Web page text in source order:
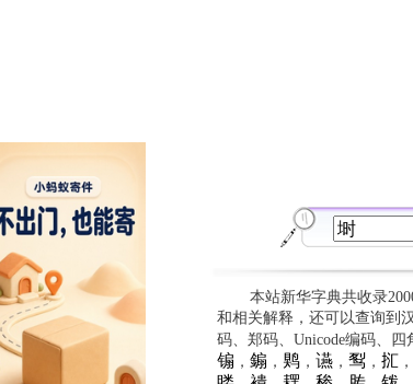
本站新华字典共收录
和相关解释，还可以查询到
码、郑码、Unicode编码、
䦂 ， 䥇 ， 䴗， 䜩， 䴕， 㧟 ，